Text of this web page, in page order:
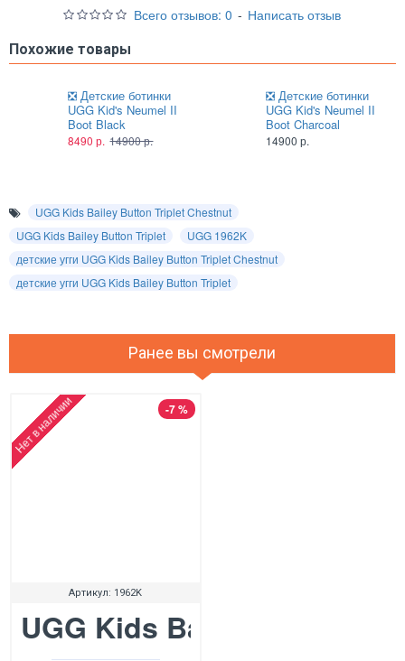
Всего отзывов: 0 - Написать отзыв
Похожие товары
❎ Детские ботинки
UGG Kid's Neumel II
Boot Black
8490 р. 14900 р.
❎ Детские ботинки
UGG Kid's Neumel II
Boot Charcoal
14900 р.
UGG Kids Bailey Button Triplet Chestnut
UGG Kids Bailey Button Triplet
UGG 1962K
детские угги UGG Kids Bailey Button Triplet Chestnut
детские угги UGG Kids Bailey Button Triplet
Ранее вы смотрели
-7 %
Нет в наличии
Артикул: 1962K
UGG Kids Bailey Button